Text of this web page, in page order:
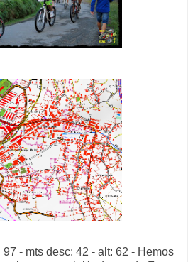
97 - mts desc: 42 - alt: 62 - Hemos